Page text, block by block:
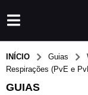
INÍCIO Guias
Respirações (PvE e
GUIAS